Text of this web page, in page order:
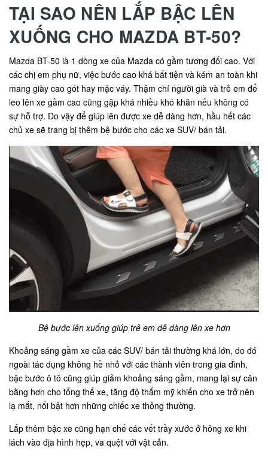
TẠI SAO NÊN LẮP BẬC LÊN
XUỐNG CHO MAZDA BT-50?
Mazda BT-50 là 1 dòng xe của Mazda có gầm tương đối cao. Với
các chị em phụ nữ, việc bước cao khá bất tiện và kém an toàn khi
mang giày cao gót hay mặc váy. Thậm chí người già và trẻ em để
leo lên xe gầm cao cũng gặp khá nhiều khó khăn nếu không có
sự hỗ trợ. Do vậy để giúp lên được xe dễ dàng hơn, hầu hết các
chủ xe sẽ trang bị thêm bệ bước cho các xe SUV/ bán tải.
Bệ bước lên xuống giúp trẻ em dễ dàng lên xe hơn
Khoảng sáng gầm xe của các SUV/ bán tải thường khá lớn, do đó
ngoài tác dụng không hề nhỏ với các thành viên trong gia đình,
bậc bước ô tô cũng giúp giảm khoảng sáng gầm, mang lại sự cân
bằng hơn cho tổng thể xe, tăng độ thẩm mỹ khiến cho xe trở nên
lạ mắt, nổi bật hơn những chiếc xe thông thường.
Lắp thêm bậc xe cũng hạn chế các vết trầy xước ở hông xe khi
lách vào địa hình hẹp, va quệt với vật cản.